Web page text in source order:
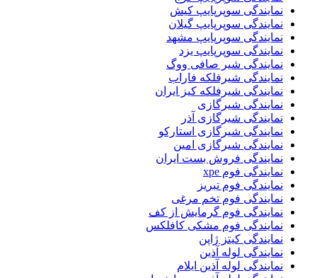
نمایندگی سوپرپایپ کیش
نمایندگی سوپرپایپ گیلان
نمایندگی سوپرپایپ مشهد
نمایندگی سوپرپایپ یزد
نمایندگی شیر صافی ووگ
نمایندگی شیرفلکه فاراب
نمایندگی شیرفلکه کیز ایران
نمایندگی شیرگازی
نمایندگی شیرگازی آذر
نمایندگی شیرگازی استارکو
نمایندگی شیرگازی امین
نمایندگی فروش بست ایران
نمایندگی فوم xpe
نمایندگی فوم تبریز
نمایندگی فوم تخم مرغی
نمایندگی فوم گرمایش از کف
نمایندگی فوم مشکی کافلکس
نمایندگی کیتز ژاپن
نمایندگی لوله آذین
نمایندگی لوله آذین ایلام